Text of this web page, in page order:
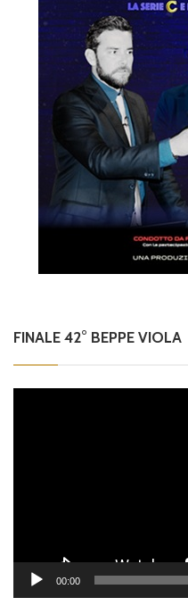
FINALE 42° BEPPE VIOLA
00:00